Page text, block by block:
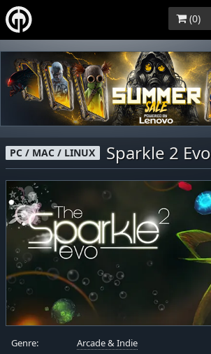
(0)
PC / MAC / LINUX Sparkle 2 Evo
Genre:
Arcade & Indie